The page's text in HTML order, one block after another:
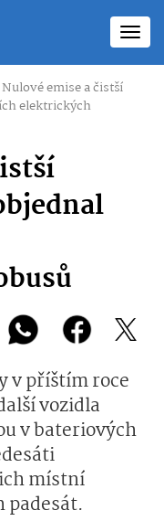
Nulové emise a čistší
elektrických
v příštím roce
vozidla
v bateriových
místní
padesát.